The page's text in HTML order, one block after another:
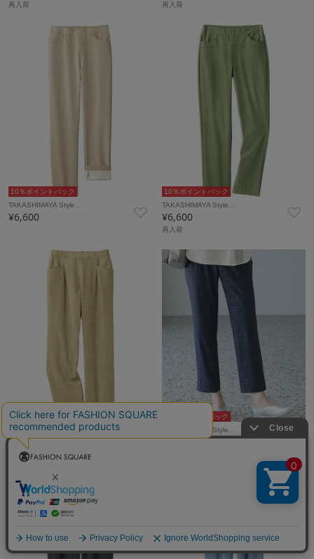
再入荷 再入荷
10％ポイントバック
TAKASHIMAYA Style…
¥6,600
10％ポイントバック
TAKASHIMAYA Style…
¥6,600
再入荷
10％ポイントバック
TAKASHIMAYA Style…
¥7,700
10％ポイントバック
TAKASHIMAYA Style…
¥7,700